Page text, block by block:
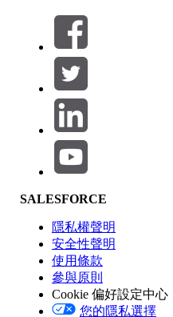
篩選器 (0)
選取篩選
產品區域
功能影響
版本
SALESFORCE
隱私權聲明
安全性聲明
使用條款
參與原則
Cookie 偏好設定中心
您的隱私選擇